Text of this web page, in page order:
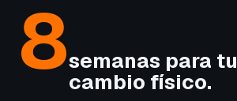
8semanas para tu
cambio físico.